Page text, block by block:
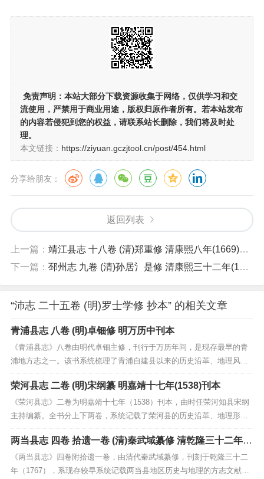
免责声明： 本站大部分下载资源收集于网络，仅供学习和交
流使用，严禁用于商业用途，版权归原作者所有。若本站发布
的内容若侵犯到您的权益，请联系站长删除，我们将及时处
理。
本文链接： https://ziyuan.gczjtool.cn/post/454.html
分享给朋友：
返回列表
上一篇： 靖江县志 十八卷 (清)郑重修 清康熙八年(1669)刊本
下一篇： 邳州志 九卷 (清)孙居氵是修 清康熙三十二年(1693)刊本
“沛志 二十五卷 (明)罗士学修 抄本” 的相关文章
青浦县志 八卷 (明)卓钿修 明万历中刊本
《青浦县志》八卷由明代卓钿主修，刊行于万历年间，是现存最早的青
浦地方志之一。该书系统梳理了青浦自建县以来的历史沿革、地理风
貌、行政建置、人文风俗及经济物产等内容，涵盖了政治、军事、文
化、教育诸多方面。书中对淀山湖、青龙镇等地理要冲的记载尤为详
实，并收录了大量诗文碑记，保留了明代松江地区社会生活的珍贵...
荣河县志 二卷 (明)宋纲纂 明嘉靖十七年(1538)刊本
《荣河县志》二卷为明嘉靖十七年（1538）刊本，由时任荣河知县宋纲
主持编纂。全书分上下两卷，系统记载了荣河县的历史沿革、地理形
胜、风俗物产、人物事迹及诗文著述等内容，较为全面地反映了明代中
期荣河县的政治、经济与文化面貌。该志体例严谨，内容翔实，尤其对
当地水利、田赋、科举等制度的记录具有重要的史料价值...
两当县志 四卷 拾遗一卷 (清)秦武域纂修 清乾隆三十二年(1
767)刊增修本
《两当县志》四卷附拾遗一卷，由清代秦武域纂修，刊刻于乾隆三十二
年（1767），系现存较早系统记载两当县地区历史与地理的方志文献。